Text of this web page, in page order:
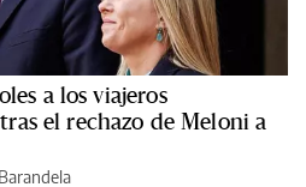
a los viajeros
el rechazo de Meloni a